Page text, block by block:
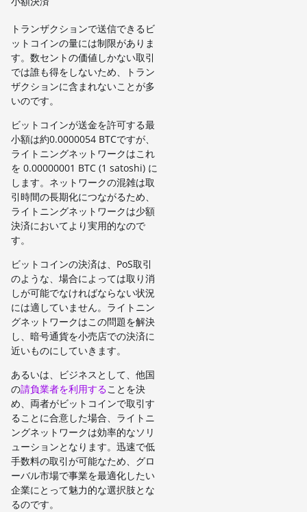
トランザクションで送信できるビ
ットコインの量には制限がありま
す。数セントの価値しかない取引
では誰も得をしないため、トラン
ザクションに含まれないことが多
いのです。
ビットコインが送金を許可する最
小額は約0.0000054 BTCですが、
ライトニングネットワークはこれ
を 0.00000001 BTC (1 satoshi) に
します。ネットワークの混雑は取
引時間の長期化につながるため、
ライトニングネットワークは少額
決済においてより実用的なので
す。
ビットコインの決済は、PoS取引
のような、場合によっては取り消
しが可能でなければならない状況
には適していません。ライトニン
グネットワークはこの問題を解決
し、暗号通貨を小売店での決済に
近いものにしていきます。
あるいは、ビジネスとして、他国
の請負業者を利用することを決
め、両者がビットコインで取引す
ることに合意した場合、ライトニ
ングネットワークは効率的なソリ
ューションとなります。迅速で低
手数料の取引が可能なため、グロ
ーバル市場で事業を最適化したい
企業にとって魅力的な選択肢とな
るのです。